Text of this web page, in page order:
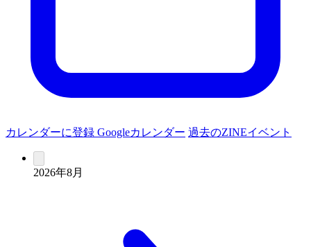
カレンダーに登録 Googleカレンダー 過去のZINEイベント
2026年8月